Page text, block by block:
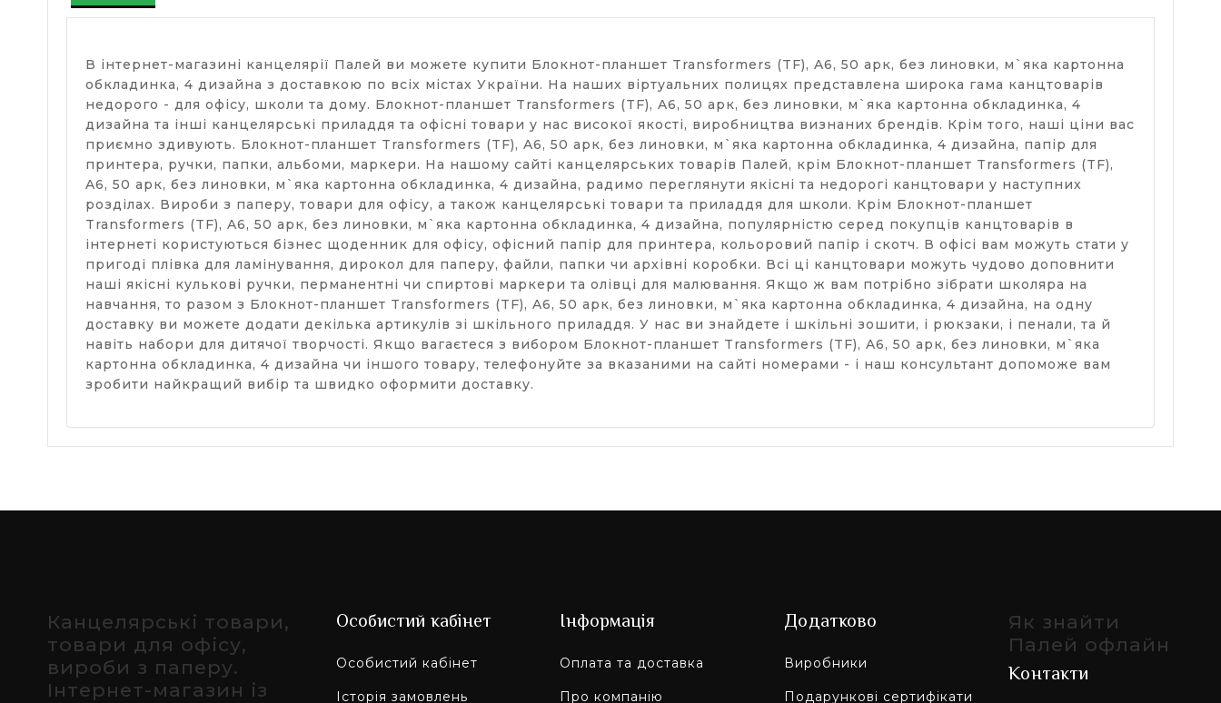
В інтернет-магазині канцелярії Палей ви можете купити Блокнот-планшет Transformers (TF), A6, 50 арк, без линовки, м`яка картонна
обкладинка, 4 дизайна з доставкою по всіх містах України. На наших віртуальних полицях представлена широка гама канцтоварів
недорого - для офісу, школи та дому. Блокнот-планшет Transformers (TF), A6, 50 арк, без линовки, м`яка картонна обкладинка, 4
дизайна та інші канцелярські приладдя та офісні товари у нас високої якості, виробництва визнаних брендів. Крім того, наші ціни вас
приємно здивують. Блокнот-планшет Transformers (TF), A6, 50 арк, без линовки, м`яка картонна обкладинка, 4 дизайна, папір для
принтера, ручки, папки, альбоми, маркери. На нашому сайті канцелярських товарів Палей, крім Блокнот-планшет Transformers (TF),
A6, 50 арк, без линовки, м`яка картонна обкладинка, 4 дизайна, радимо переглянути якісні та недорогі канцтовари у наступних
розділах. Вироби з паперу, товари для офісу, а також канцелярські товари та приладдя для школи. Крім Блокнот-планшет
Transformers (TF), A6, 50 арк, без линовки, м`яка картонна обкладинка, 4 дизайна, популярністю серед покупців канцтоварів в
інтернеті користуються бізнес щоденник для офісу, офісний папір для принтера, кольоровий папір і скотч. В офісі вам можуть стати у
пригоді плівка для ламінування, дирокол для паперу, файли, папки чи архівні коробки. Всі ці канцтовари можуть чудово доповнити
наші якісні кулькові ручки, перманентні чи спиртові маркери та олівці для малювання. Якщо ж вам потрібно зібрати школяра на
навчання, то разом з Блокнот-планшет Transformers (TF), A6, 50 арк, без линовки, м`яка картонна обкладинка, 4 дизайна, на одну
доставку ви можете додати декілька артикулів зі шкільного приладдя. У нас ви знайдете і шкільні зошити, і рюкзаки, і пенали, та й
навіть набори для дитячої творчості. Якщо вагаєтеся з вибором Блокнот-планшет Transformers (TF), A6, 50 арк, без линовки, м`яка
картонна обкладинка, 4 дизайна чи іншого товару, телефонуйте за вказаними на сайті номерами - і наш консультант допоможе вам
зробити найкращий вибір та швидко оформити доставку.
Канцелярські товари,
товари для офісу,
вироби з паперу.
Інтернет-магазин із
Особистий кабінет
Особистий кабінет
Історія замовлень
Інформація
Оплата та доставка
Про компанію
Додатково
Виробники
Подарункові сертифікати
Як знайти
Палей офлайн
Контакти